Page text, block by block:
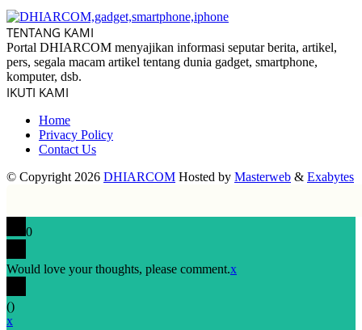
TENTANG KAMI
Portal DHIARCOM menyajikan informasi seputar berita, artikel,
pers, segala macam artikel tentang dunia gadget, smartphone,
komputer, dsb.
IKUTI KAMI
Home
Privacy Policy
Contact Us
© Copyright 2026 DHIARCOM Hosted by Masterweb & Exabytes
0
Would love your thoughts, please comment.x
()
x